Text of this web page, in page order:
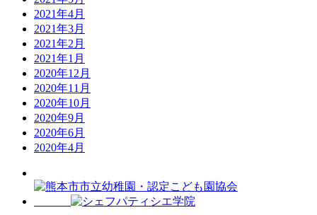
2021年4月
2021年3月
2021年2月
2021年1月
2020年12月
2020年11月
2020年10月
2020年9月
2020年6月
2020年4月